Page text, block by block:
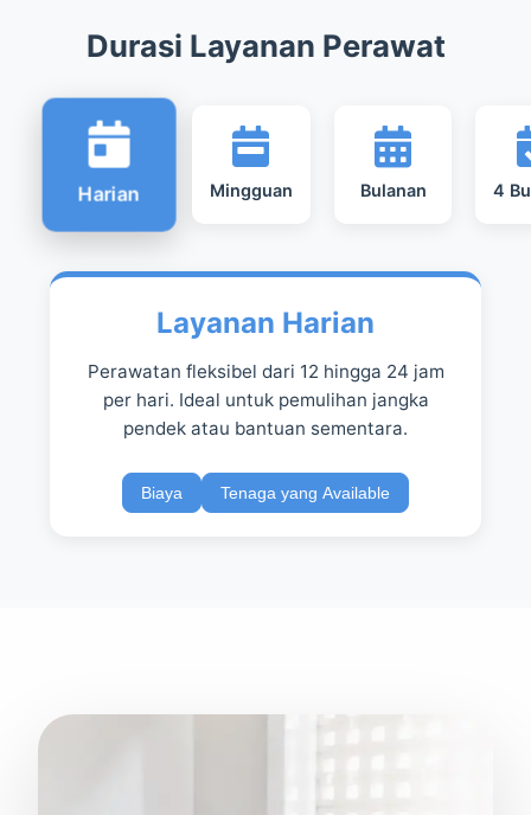
Durasi Layanan Perawat
Harian Mingguan Bulanan 4
Layanan Harian
Perawatan fleksibel dari 12 hingga 24 jam
per hari. Ideal untuk pemulihan jangka
pendek atau bantuan sementara.
Biaya Tenaga yang Available